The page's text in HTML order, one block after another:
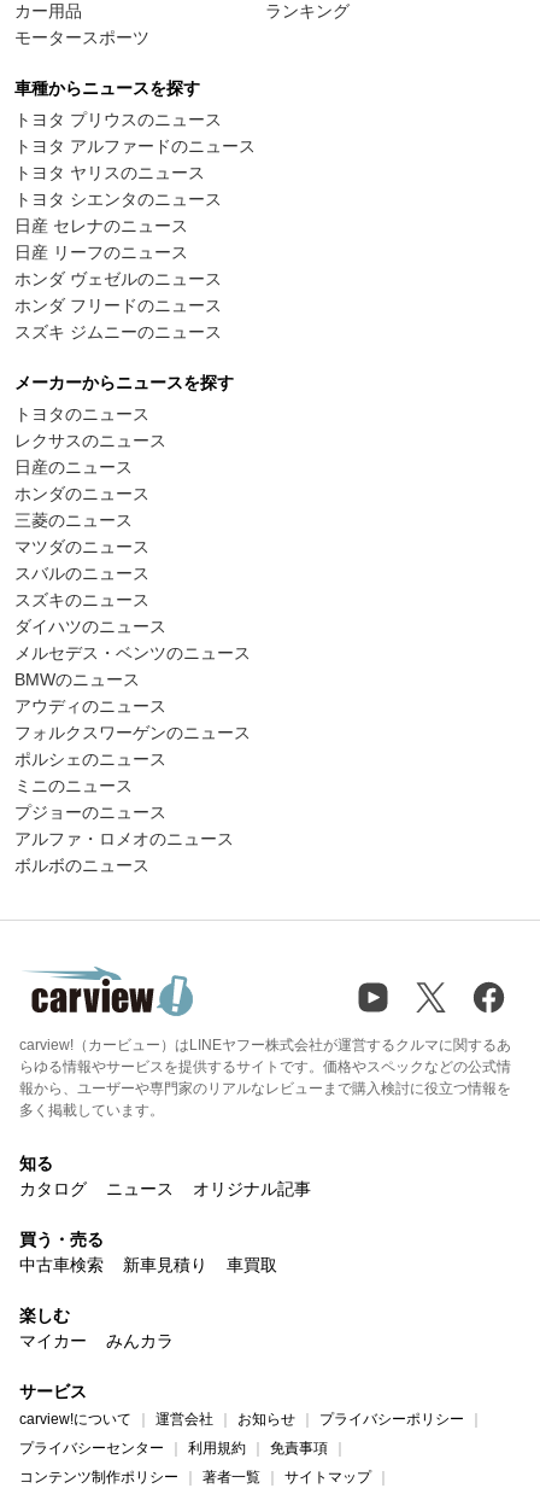
カー用品
モータースポーツ
ランキング
車種からニュースを探す
トヨタ プリウスのニュース
トヨタ アルファードのニュース
トヨタ ヤリスのニュース
トヨタ シエンタのニュース
日産 セレナのニュース
日産 リーフのニュース
ホンダ ヴェゼルのニュース
ホンダ フリードのニュース
スズキ ジムニーのニュース
メーカーからニュースを探す
トヨタのニュース
レクサスのニュース
日産のニュース
ホンダのニュース
三菱のニュース
マツダのニュース
スバルのニュース
スズキのニュース
ダイハツのニュース
メルセデス・ベンツのニュース
BMWのニュース
アウディのニュース
フォルクスワーゲンのニュース
ポルシェのニュース
ミニのニュース
プジョーのニュース
アルファ・ロメオのニュース
ボルボのニュース
carview!（カービュー）はLINEヤフー株式会社が運営するクルマに関するあ
らゆる情報やサービスを提供するサイトです。価格やスペックなどの公式情
報から、ユーザーや専門家のリアルなレビューまで購入検討に役立つ情報を
多く掲載しています。
知る
カタログ
ニュース オリジナル記事
買う・売る
中古車検索
新車見積り 車買取
楽しむ
マイカー
みんカラ
サービス
carview!について 運営会社 お知らせ
プライバシーポリシー
プライバシーセンター
利用規約
免責事項
コンテンツ制作ポリシー
著者一覧 サイトマップ